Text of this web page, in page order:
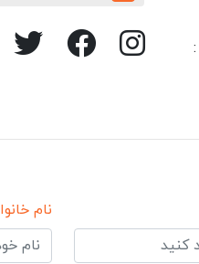
نام